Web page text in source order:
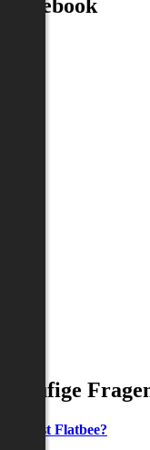
Facebook
Häufige
Was ist Flatbee?